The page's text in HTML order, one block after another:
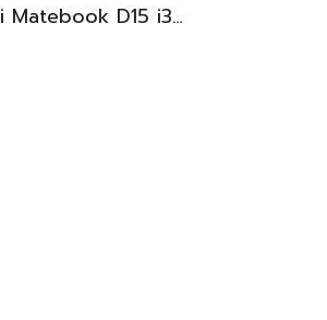
Huawei Matebook D15 i3-10110U Ram8 256GB M.2 จอ15.6นิ้ว FHD IPS 60hz สเปคทำงานทั่วไป หน้าจอใหญ่ ดีไซน์เครื่องบางเบา เครื่องพร้อมใช้งาน ขายถูกเพียง 6,990.-เท่านั้น